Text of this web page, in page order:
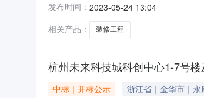
期：90个日历天，投标保证金
发布时间： 2023-05-24 13:04
相关产品：
装修工程
杭州未来科技城科创中心1-7号
中标｜开标公示
浙江省｜金华市｜永